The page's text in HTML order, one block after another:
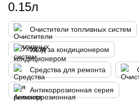
0.15л
Очистители топливных систем
Уход за кондиционером
Средства для ремонта
Антикоррозионная серия